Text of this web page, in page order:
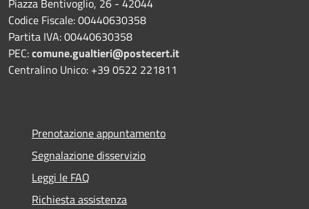
Piazza Bentivoglio, 26 - 42044
Codice Fiscale: 00440630358
Partita IVA: 00440630358
PEC:comune.gualtieri@postecert.it
Centralino Unico: +39 0522 221811
Prenotazione appuntamento
Segnalazione disservizio
Leggi le FAQ
Richiesta assistenza